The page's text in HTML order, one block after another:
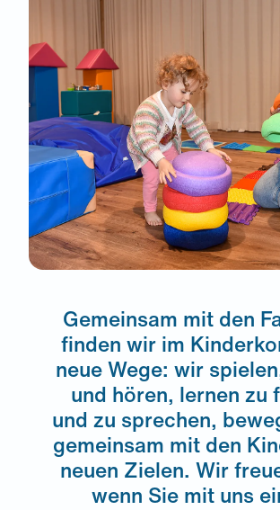
Gemeinsam mit den
finden wir im
neue Wege: wir
und hören, lernen zu
und zu sprechen,
gemeinsam mit den
neuen Zielen. Wir
wenn Sie mit uns